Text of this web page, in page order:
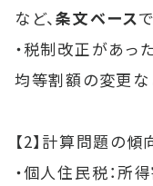
など、条文ベース
・税制改正があっ
均等割額の変更な
【2】計算問題の傾
・個人住民税：所